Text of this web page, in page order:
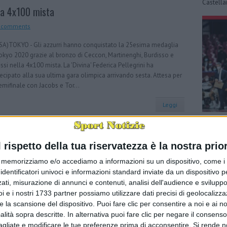
rispetto della tua riservatezza è la nostra
memorizziamo e/o accediamo a informazioni su un dispositivo, come
univoci e informazioni standard inviate da un dispositivo
misurazione di annunci e contenuti, analisi dell'audience e
e i nostri 1733 partner possiamo utilizzare dati precisi di
la scansione del dispositivo. Puoi fare clic per consentire a noi e ai
sopra descritte. In alternativa puoi fare clic per negare il
e modificare le tue preferenze prima di acconsentire. Si rende
4x100 mista
comments
- Gli azzurri hanno conquistato la 25esima medaglia
2020 grazie al bronzo di Ceccon, Martinenghi, Burdisso e
nella 4x100 mista. La 'Divina' Federica Pellegrini ha
alla sua ultima gara olimpica arrivando sesta. Attesa per
con Jacobs e Tor...
Leggi
Testa, Quadarella e Pizzolato
comments
- Azzurri ancora protagonisti a Tokyo. Nell'ottavo giorno
alle Olimpiadi, l'Italia incrementa il suo medagliere con il
di Simona Quadarella negli 800 stile e con quello di Irma
nella boxe femminile e sale di un altro importante gradino del
con l'argento di Mauro Nespoli nel tiro con l'arco. Poi è stato il
del terzo bronzo con Antonino Pizzolato nel
(via
Nella